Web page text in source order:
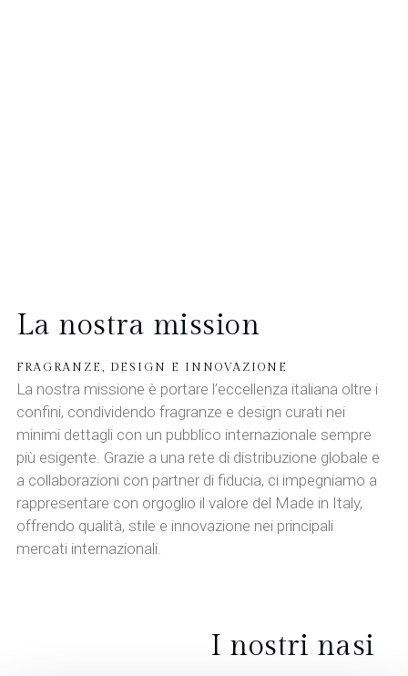
La nostra mission
FRAGRANZE, DESIGN E INNOVAZIONE
La nostra missione è portare l’eccellenza italiana oltre i
confini, condividendo fragranze e design curati nei
minimi dettagli con un pubblico internazionale sempre
più esigente. Grazie a una rete di distribuzione globale e
a collaborazioni con partner di fiducia, ci impegniamo a
rappresentare con orgoglio il valore del Made in Italy,
offrendo qualità, stile e innovazione nei principali
mercati internazionali.
I nostri nasi​